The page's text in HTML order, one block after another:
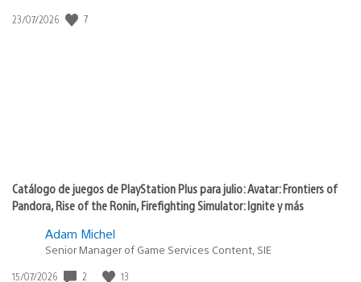
Fecha
23/07/2026 7
Catálogo de juegos de PlayStation Plus para julio: Avatar: Frontiers of
Pandora, Rise of the Ronin, Firefighting Simulator: Ignite y más
Adam Michel
Senior Manager of Game Services Content, SIE
Fecha
15/07/2026 2 13